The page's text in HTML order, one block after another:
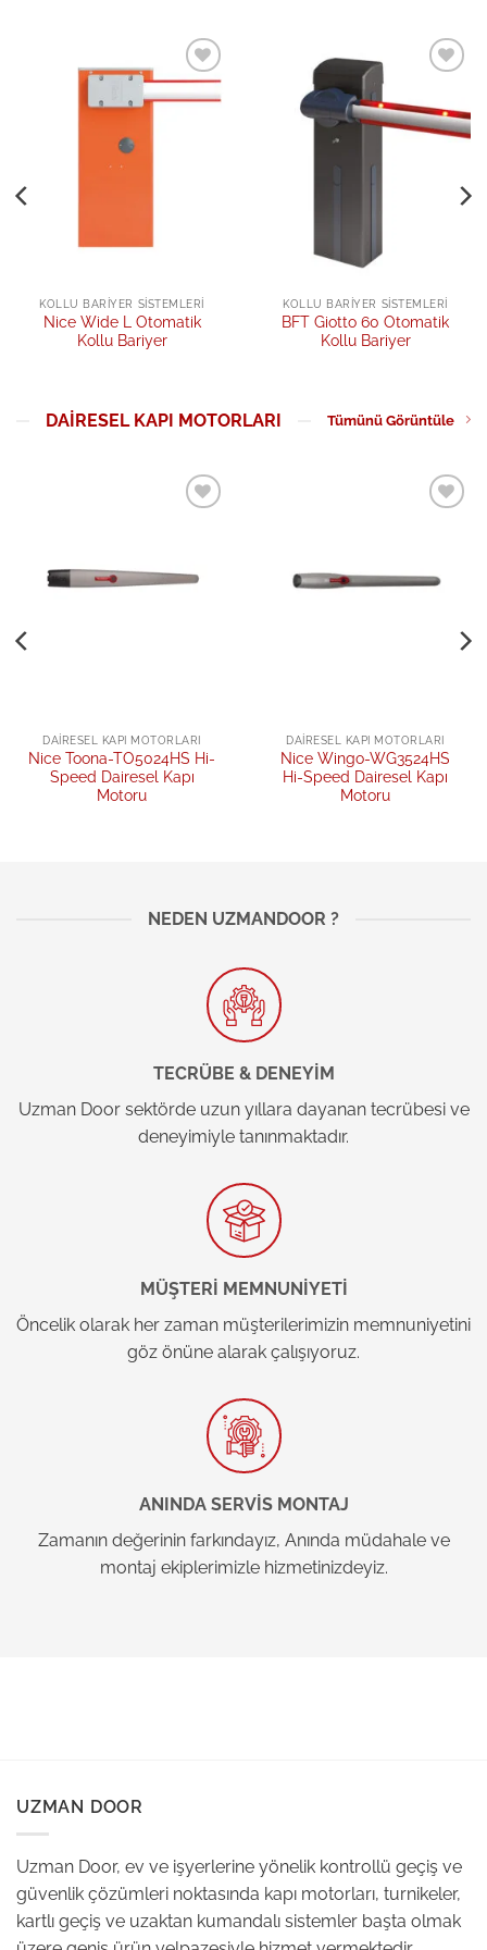
Add to
wishlist
KOLLU BARIYER SISTEMLERI
Nice Wide L Otomatik
Kollu Bariyer
wishlist
KOLLU BARIYER SISTEMLERI
BFT Giotto 60 Otomatik
Kollu Bariyer
DAIRESEL KAPI MOTORLARI Tümünü Görüntüle
DAIRESEL KAPI MOTORLARI
Nice Toona-TO5024HS Hi-
Speed Dairesel Kapı
Motoru
DAIRESEL KAPI MOTORLARI
Nice Wingo-WG3524HS
Hi-Speed Dairesel Kapı
Motoru
NEDEN UZMANDOOR ?
TECRÜBE & DENEYİM
Uzman Door sektörde uzun yıllara dayanan tecrübesi ve
deneyimiyle tanınmaktadır.
MÜŞTERİ MEMNUNİYETİ
Öncelik olarak her zaman müşterilerimizin memnuniyetini
göz önüne alarak çalışıyoruz.
ANINDA SERVİS MONTAJ
Zamanın değerinin farkındayız, Anında müdahale ve
montaj ekiplerimizle hizmetinizdeyiz.
UZMAN DOOR
Uzman Door, ev ve işyerlerine yönelik kontrollü geçiş ve
güvenlik çözümleri noktasında kapı motorları, turnikeler,
kartlı geçiş ve uzaktan kumandalı sistemler başta olmak